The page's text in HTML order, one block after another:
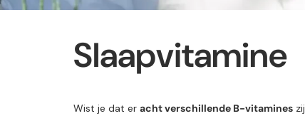
Slaapvitamine
Wist je dat er acht verschillende B-vitamines